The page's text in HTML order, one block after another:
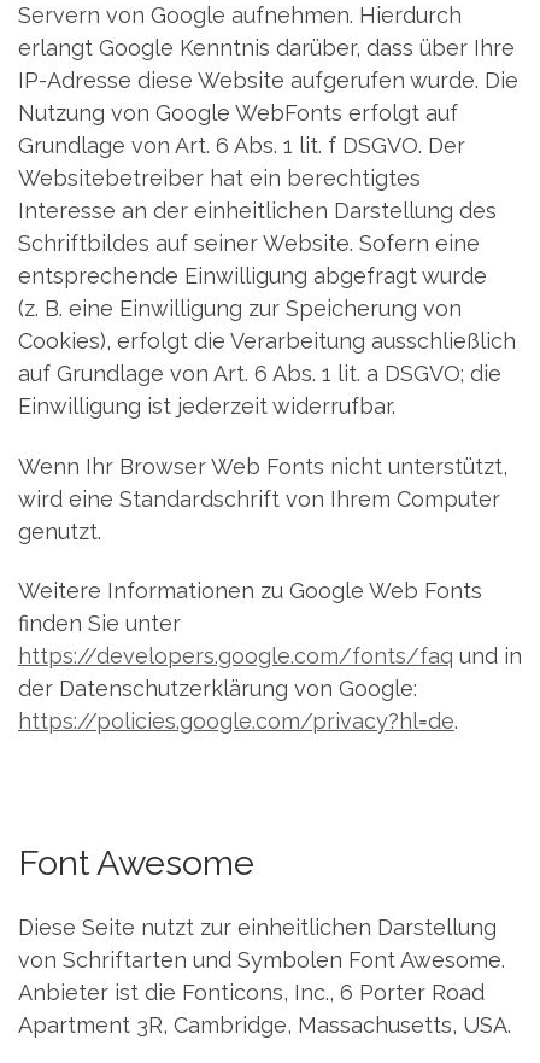
Servern von Google aufnehmen. Hierdurch
erlangt Google Kenntnis darüber, dass über Ihre
IP-Adresse diese Website aufgerufen wurde. Die
Nutzung von Google WebFonts erfolgt auf
Grundlage von Art. 6 Abs. 1 lit. f DSGVO. Der
Websitebetreiber hat ein berechtigtes
Interesse an der einheitlichen Darstellung des
Schriftbildes auf seiner Website. Sofern eine
entsprechende Einwilligung abgefragt wurde
(z. B. eine Einwilligung zur Speicherung von
Cookies), erfolgt die Verarbeitung ausschließlich
auf Grundlage von Art. 6 Abs. 1 lit. a DSGVO; die
Einwilligung ist jederzeit widerrufbar.
Wenn Ihr Browser Web Fonts nicht unterstützt,
wird eine Standardschrift von Ihrem Computer
genutzt.
Weitere Informationen zu Google Web Fonts
finden Sie unter
https://developers.google.com/fonts/faq und in
der Datenschutzerklärung von Google:
https://policies.google.com/privacy?hl=de.
Font Awesome
Diese Seite nutzt zur einheitlichen Darstellung
von Schriftarten und Symbolen Font Awesome.
Anbieter ist die Fonticons, Inc., 6 Porter Road
Apartment 3R, Cambridge, Massachusetts, USA.